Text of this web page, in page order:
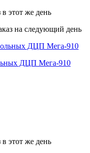
в этот же день
на следующий день
ДЦП Мега-910
в этот же день